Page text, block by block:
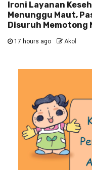
Ironi Layanan
Menunggu Maut,
Disuruh Memotong
17 hours ago Akol